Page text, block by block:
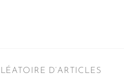
D’ARTICLES